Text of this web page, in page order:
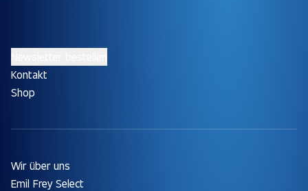
Kontakt
Shop
Wir über uns
Emil Frey Select